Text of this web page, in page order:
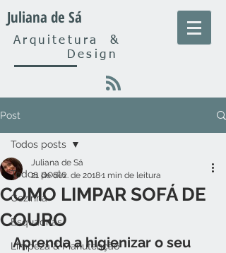
Arquitetura&
Design
Juliana de Sá
Post
Todos posts
Cozinha
Esquadrias
Limpeza & Manutenção
Todos posts
COMO LIMPAR SOFÁ DE
COURO
Juliana de Sá
21 de dez. de 20181 min de leitura
Aprenda a higienizar o seu